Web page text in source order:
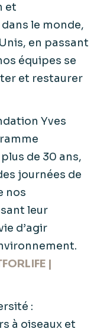
et
le monde,
en passant
équipes se
et restaurer
Yves
de 30 ans,
journées de
nos
leur
d’agir
|
:
à oiseaux et